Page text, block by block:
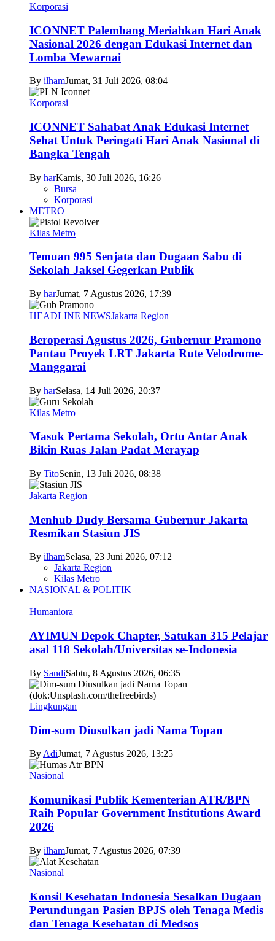
Korporasi
ICONNET Palembang Meriahkan Hari Anak
Nasional 2026 dengan Edukasi Internet dan
Lomba Mewarnai
By ilhamJumat, 31 Juli 2026, 08:04
Korporasi
ICONNET Sahabat Anak Edukasi Internet
Sehat Untuk Peringati Hari Anak Nasional di
Bangka Tengah
By harKamis, 30 Juli 2026, 16:26
Bursa
Korporasi
METRO
Kilas Metro
Temuan 995 Senjata dan Dugaan Sabu di
Sekolah Jaksel Gegerkan Publik
By harJumat, 7 Agustus 2026, 17:39
HEADLINE NEWSJakarta Region
Beroperasi Agustus 2026, Gubernur Pramono
Pantau Proyek LRT Jakarta Rute Velodrome-
Manggarai
By harSelasa, 14 Juli 2026, 20:37
Kilas Metro
Masuk Pertama Sekolah, Ortu Antar Anak
Bikin Ruas Jalan Padat Merayap
By TitoSenin, 13 Juli 2026, 08:38
Jakarta Region
Menhub Dudy Bersama Gubernur Jakarta
Resmikan Stasiun JIS
By ilhamSelasa, 23 Juni 2026, 07:12
Jakarta Region
Kilas Metro
NASIONAL & POLITIK
Humaniora
AYIMUN Depok Chapter, Satukan 315 Pelajar
asal 118 Sekolah/Universitas se-Indonesia
By SandiSabtu, 8 Agustus 2026, 06:35
Lingkungan
Dim-sum Diusulkan jadi Nama Topan
By AdiJumat, 7 Agustus 2026, 13:25
Nasional
Komunikasi Publik Kementerian ATR/BPN
Raih Popular Government Institutions Award
2026
By ilhamJumat, 7 Agustus 2026, 07:39
Nasional
Konsil Kesehatan Indonesia Sesalkan Dugaan
Perundungan Pasien BPJS oleh Tenaga Medis
dan Tenaga Kesehatan di Medsos